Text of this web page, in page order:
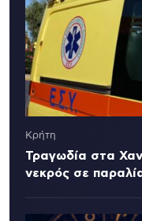
Κρήτη
Τραγωδία στα
νεκρός σε